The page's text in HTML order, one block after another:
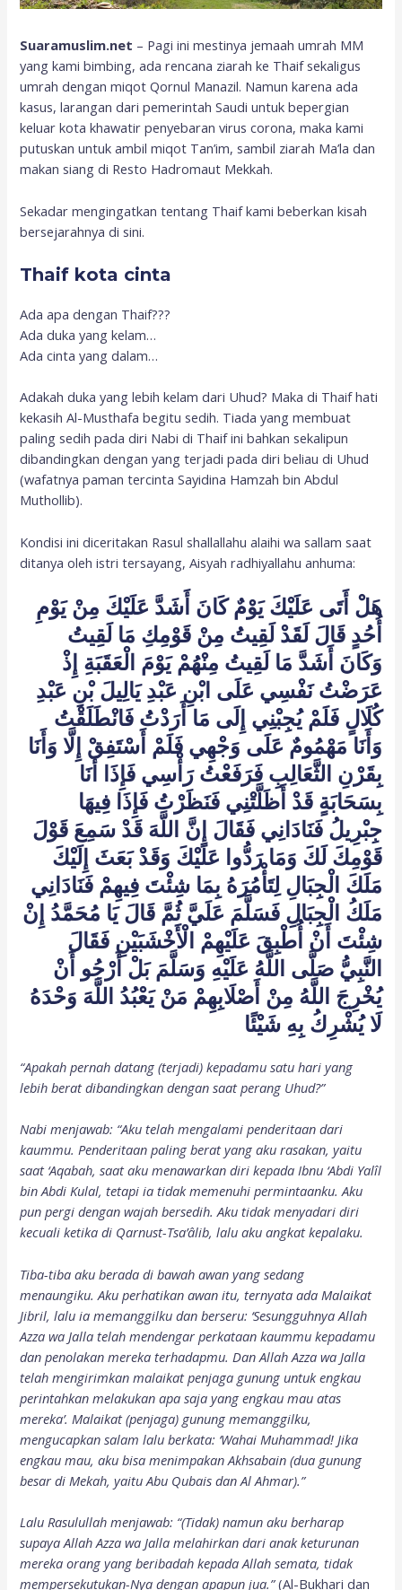
Suaramuslim.net – Pagi ini mestinya jemaah umrah MM
yang kami bimbing, ada rencana ziarah ke Thaif sekaligus
umrah dengan miqot Qornul Manazil. Namun karena ada
kasus, larangan dari pemerintah Saudi untuk bepergian
keluar kota khawatir penyebaran virus corona, maka kami
putuskan untuk ambil miqot Tan’im, sambil ziarah Ma’la dan
makan siang di Resto Hadromaut Mekkah.
Sekadar mengingatkan tentang Thaif kami beberkan kisah
bersejarahnya di sini.
Thaif kota cinta
Ada apa dengan Thaif???
Ada duka yang kelam…
Ada cinta yang dalam…
Adakah duka yang lebih kelam dari Uhud? Maka di Thaif hati
kekasih Al-Musthafa begitu sedih. Tiada yang membuat
paling sedih pada diri Nabi di Thaif ini bahkan sekalipun
dibandingkan dengan yang terjadi pada diri beliau di Uhud
(wafatnya paman tercinta Sayidina Hamzah bin Abdul
Muthollib).
Kondisi ini diceritakan Rasul shallallahu alaihi wa sallam saat
ditanya oleh istri tersayang, Aisyah radhiyallahu anhuma:
هَلْ أَتَى عَلَيْكَ يَوْمٌ كَانَ أَشَدَّ عَلَيْكَ مِنْ يَوْمِ
أُحُدٍ قَالَ لَقَدْ لَقِيتُ مِنْ قَوْمِكِ مَا لَقِيتُ
وَكَانَ أَشَدَّ مَا لَقِيتُ مِنْهُمْ يَوْمَ الْعَقَبَةِ إِذْ
عَرَضْتُ نَفْسِي عَلَى ابْنِ عَبْدِ يَالِيلَ بْنِ عَبْدِ
كُلَالٍ فَلَمْ يُجِبْنِي إِلَى مَا أَرَدْتُ فَانْطَلَقْتُ
وَأَنَا مَهْمُومٌ عَلَى وَجْهِي فَلَمْ أَسْتَفِقْ إِلَّا وَأَنَا
بِقَرْنِ الثَّعَالِبِ فَرَفَعْتُ رَأْسِي فَإِذَا أَنَا
بِسَحَابَةٍ قَدْ أَظَلَّتْنِي فَنَظَرْتُ فَإِذَا فِيهَا
جِبْرِيلُ فَنَادَانِي فَقَالَ إِنَّ اللَّهَ قَدْ سَمِعَ قَوْلَ
قَوْمِكَ لَكَ وَمَا رَدُّوا عَلَيْكَ وَقَدْ بَعَثَ إِلَيْكَ
مَلَكَ الْجِبَالِ لِتَأْمُرَهُ بِمَا شِئْتَ فِيهِمْ فَنَادَانِي
مَلَكُ الْجِبَالِ فَسَلَّمَ عَلَيَّ ثُمَّ قَالَ يَا مُحَمَّدُ إِنْ
شِئْتَ أَنْ أُطْبِقَ عَلَيْهِمْ الْأَخْشَبَيْنِ فَقَالَ
النَّبِيُّ صَلَّى اللَّهُ عَلَيْهِ وَسَلَّمَ بَلْ أَرْجُو أَنْ
يُخْرِجَ اللَّهُ مِنْ أَصْلَابِهِمْ مَنْ يَعْبُدُ اللَّهَ وَحْدَهُ
لَا يُشْرِكُ بِهِ شَيْئًا
“Apakah pernah datang (terjadi) kepadamu satu hari yang
lebih berat dibandingkan dengan saat perang Uhud?”
Nabi menjawab: “Aku telah mengalami penderitaan dari
kaummu. Penderitaan paling berat yang aku rasakan, yaitu
saat ‘Aqabah, saat aku menawarkan diri kepada Ibnu ‘Abdi Yalîl
bin Abdi Kulal, tetapi ia tidak memenuhi permintaanku. Aku
pun pergi dengan wajah bersedih. Aku tidak menyadari diri
kecuali ketika di Qarnust-Tsa’âlib, lalu aku angkat kepalaku.
Tiba-tiba aku berada di bawah awan yang sedang
menaungiku. Aku perhatikan awan itu, ternyata ada Malaikat
Jibril, lalu ia memanggilku dan berseru: ‘Sesungguhnya Allah
Azza wa Jalla telah mendengar perkataan kaummu kepadamu
dan penolakan mereka terhadapmu. Dan Allah Azza wa Jalla
telah mengirimkan malaikat penjaga gunung untuk engkau
perintahkan melakukan apa saja yang engkau mau atas
mereka’. Malaikat (penjaga) gunung memanggilku,
mengucapkan salam lalu berkata: ‘Wahai Muhammad! Jika
engkau mau, aku bisa menimpakan Akhsabain (dua gunung
besar di Mekah, yaitu Abu Qubais dan Al Ahmar).”
Lalu Rasulullah menjawab: “(Tidak) namun aku berharap
supaya Allah Azza wa Jalla melahirkan dari anak keturunan
mereka orang yang beribadah kepada Allah semata, tidak
mempersekutukan-Nya dengan apapun jua.”(Al-Bukhari dan